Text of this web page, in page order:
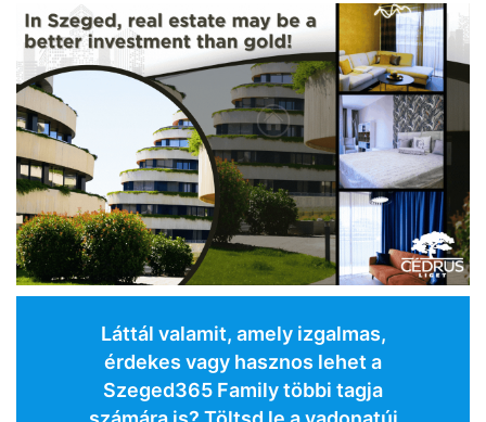
Láttál valamit, amely izgalmas,
érdekes vagy hasznos lehet a
Szeged365 Family többi tagja